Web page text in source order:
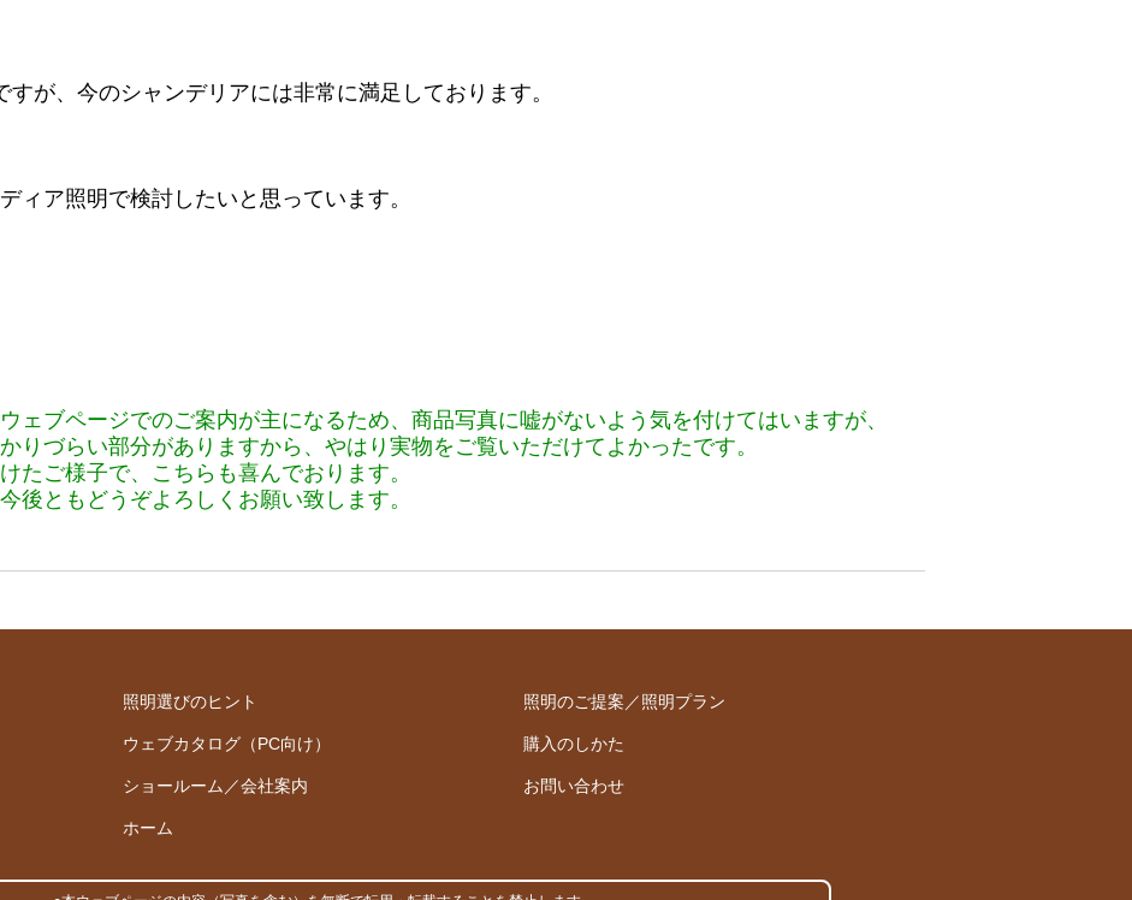
が、今のシャンデリアには非常に満足しております。
ィア照明で検討したいと思っています。
ェブページでのご案内が主になるため、商品写真に嘘がないよう気を付けてはいますが、
りづらい部分がありますから、やはり実物をご覧いただけてよかったです。
たご様子で、こちらも喜んでおります。
後ともどうぞよろしくお願い致します。
照明選びのヒント 照明のご提案／照明プラン
ウェブカタログ（PC向け） 購入のしかた
ショールーム／会社案内 お問い合わせ
ホーム